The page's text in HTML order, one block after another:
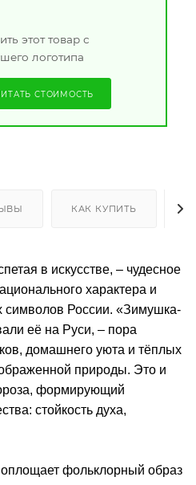
этот товар с
логотипа
СТОИМОСТЬ
КАК КУПИТЬ
в искусстве, – чудесное
характера и
символов России. «Зимушка-
её на Руси, – пора
домашнего уюта и тёплых
природы. Это и
формирующий
стойкость духа,
фольклорный образ